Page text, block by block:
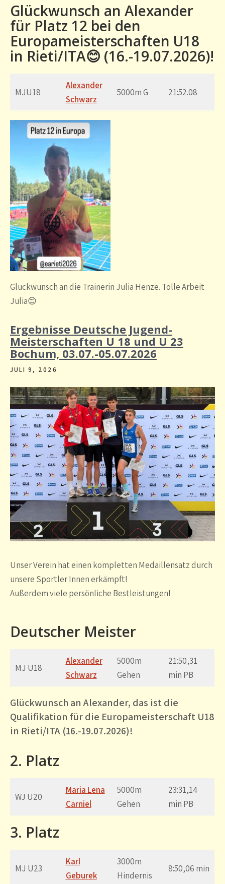
Glückwunsch an Alexander
für Platz 12 bei den
Europameisterschaften U18
in Rieti/ITA😊 (16.-19.07.2026)!
MJU18
Alexander
Schwarz
5000m G 21:52.08
Glückwunsch an die Trainerin Julia Henze. Tolle Arbeit
Julia😊
Ergebnisse Deutsche Jugend-
Meisterschaften U 18 und U 23
Bochum, 03.07.-05.07.2026
JULI 9, 2026
Unser Verein hat einen kompletten Medaillensatz durch
unsere Sportler Innen erkämpft!
Außerdem viele persönliche Bestleistungen!
Deutscher Meister
MJ U18
Alexander
Schwarz
5000m
Gehen
21:50,31
min PB
Glückwunsch an Alexander, das ist die
Qualifikation für die Europameisterschaft U18
in Rieti/ITA (16.-19.07.2026)!
2. Platz
WJ U20
Maria Lena
Carniel
5000m
Gehen
23:31,14
min PB
3. Platz
MJ U23
Karl
Geburek
3000m
Hindernis
8:50,06 min